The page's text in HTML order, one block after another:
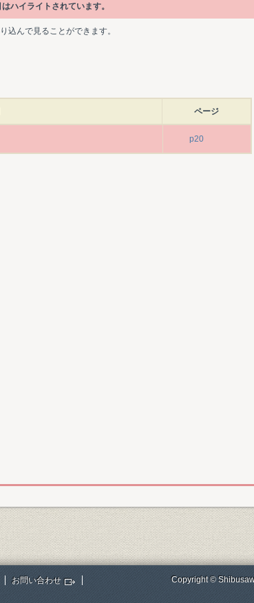
ハイライトされています。
込んで見ることができます。
ページ
p20
お問い合わせ Copyright ©